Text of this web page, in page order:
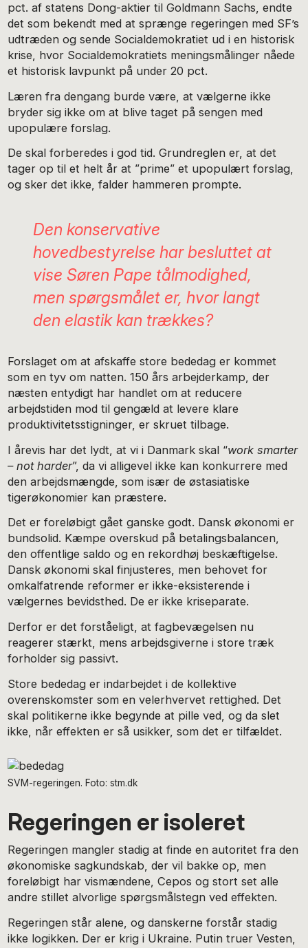
pct. af statens Dong-aktier til Goldmann Sachs, endte
det som bekendt med at sprænge regeringen med SF’s
udtræden og sende Socialdemokratiet ud i en historisk
krise, hvor Socialdemokratiets meningsmålinger nåede
et historisk lavpunkt på under 20 pct.
Læren fra dengang burde være, at vælgerne ikke
bryder sig ikke om at blive taget på sengen med
upopulære forslag.
De skal forberedes i god tid. Grundreglen er, at det
tager op til et helt år at ”prime” et upopulært forslag,
og sker det ikke, falder hammeren prompte.
Den konservative
hovedbestyrelse har besluttet at
vise Søren Pape tålmodighed,
men spørgsmålet er, hvor langt
den elastik kan trækkes?
Forslaget om at afskaffe store bededag er kommet
som en tyv om natten. 150 års arbejderkamp, der
næsten entydigt har handlet om at reducere
arbejdstiden mod til gengæld at levere klare
produktivitetsstigninger, er skruet tilbage.
I årevis har det lydt, at vi i Danmark skal “work smarter
– not harder”, da vi alligevel ikke kan konkurrere med
den arbejdsmængde, som især de østasiatiske
tigerøkonomier kan præstere.
Det er foreløbigt gået ganske godt. Dansk økonomi er
bundsolid. Kæmpe overskud på betalingsbalancen,
den offentlige saldo og en rekordhøj beskæftigelse.
Dansk økonomi skal finjusteres, men behovet for
omkalfatrende reformer er ikke-eksisterende i
vælgernes bevidsthed. De er ikke kriseparate.
Derfor er det forståeligt, at fagbevægelsen nu
reagerer stærkt, mens arbejdsgiverne i store træk
forholder sig passivt.
Store bededag er indarbejdet i de kollektive
overenskomster som en velerhvervet rettighed. Det
skal politikerne ikke begynde at pille ved, og da slet
ikke, når effekten er så usikker, som det er tilfældet.
SVM-regeringen. Foto: stm.dk
Regeringen er isoleret
Regeringen mangler stadig at finde en autoritet fra den
økonomiske sagkundskab, der vil bakke op, men
foreløbigt har vismændene, Cepos og stort set alle
andre stillet alvorlige spørgsmålstegn ved effekten.
Regeringen står alene, og danskerne forstår stadig
ikke logikken. Der er krig i Ukraine. Putin truer Vesten,